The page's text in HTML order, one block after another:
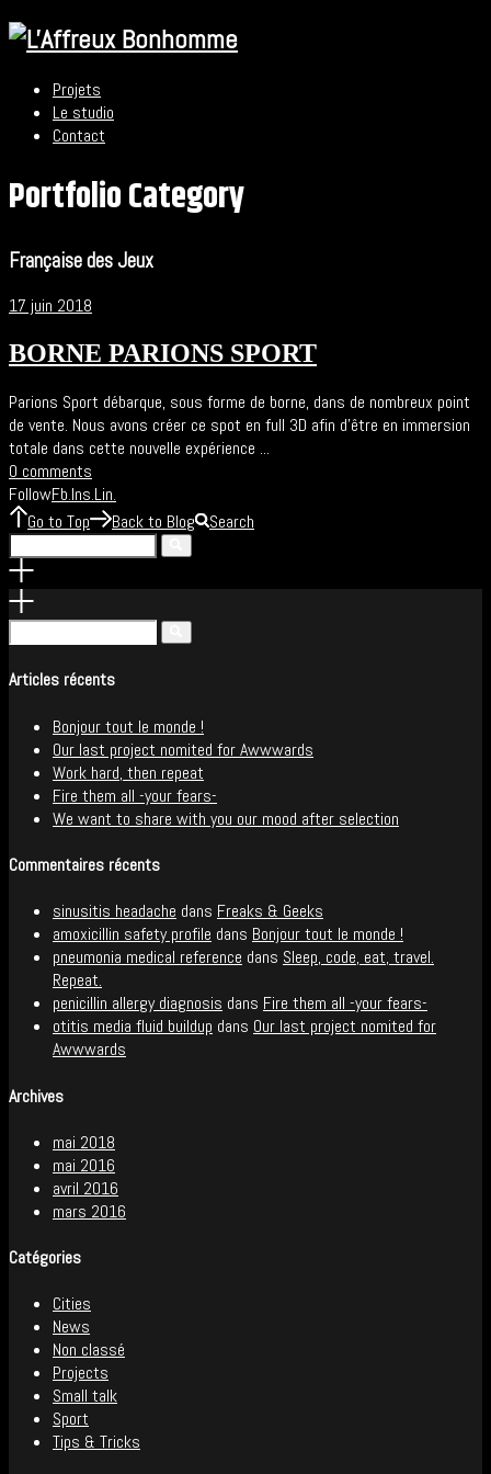
Projets
Le studio
Contact
Portfolio Category
Française des Jeux
17 juin 2018
BORNE PARIONS SPORT
Parions Sport débarque, sous forme de borne, dans de nombreux point
de vente. Nous avons créer ce spot en full 3D afin d’être en immersion
totale dans cette nouvelle expérience ...
0 comments
FollowFb.Ins.Lin.
Go to Top Back to Blog Search
Articles récents
Bonjour tout le monde !
Our last project nomited for Awwwards
Work hard, then repeat
Fire them all -your fears-
We want to share with you our mood after selection
Commentaires récents
sinusitis headache dans Freaks & Geeks
amoxicillin safety profile dans Bonjour tout le monde !
pneumonia medical reference dans Sleep, code, eat, travel.
Repeat.
penicillin allergy diagnosis dans Fire them all -your fears-
otitis media fluid buildup dans Our last project nomited for
Awwwards
Archives
mai 2018
mai 2016
avril 2016
mars 2016
Catégories
Cities
News
Non classé
Projects
Small talk
Sport
Tips & Tricks